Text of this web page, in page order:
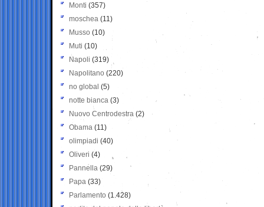
Monti (357)
moschea (11)
Musso (10)
Muti (10)
Napoli (319)
Napolitano (220)
no global (5)
notte bianca (3)
Nuovo Centrodestra (2)
Obama (11)
olimpiadi (40)
Oliveri (4)
Pannella (29)
Papa (33)
Parlamento (1.428)